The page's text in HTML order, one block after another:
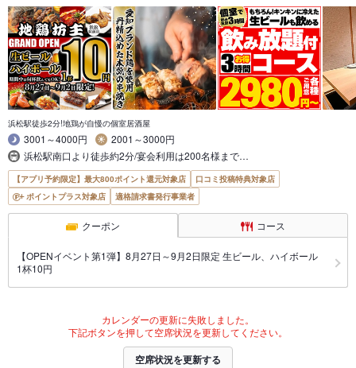
浜松駅徒歩2分!地鶏が自慢の個室居酒屋
3001～4000円
2001～3000円
浜松駅南口より徒歩約2分/宴会利用は200名様まで…
【アプリ予約限定】最大800ポイント還元対象店
口コミ投稿特典対象店
ポイントプラス対象店
適格請求書発行事業者
クーポン コース
【OPENイベント第1弾】8月27日～9月2日限定 生ビール、ハイボール
1杯10円
カレンダーの更新に失敗しました。
下記ボタンを押して空席状況を更新してください。
空席状況を更新する